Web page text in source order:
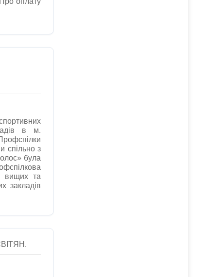
в м.
спільно з
була
вищих та
закладів